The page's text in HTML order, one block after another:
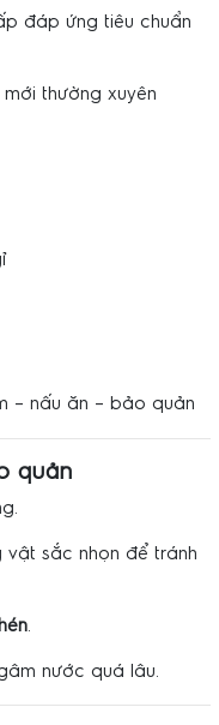
đáp ứng tiêu chuẩn
mới thường xuyên
– nấu ăn – bảo quản
quản
sắc nhọn để tránh
.
nước quá lâu.